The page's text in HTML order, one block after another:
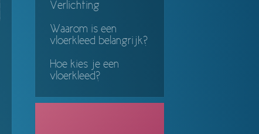
Verlichting
Waarom is een
vloerkleed belangrijk?
Hoe kies je een
vloerkleed?